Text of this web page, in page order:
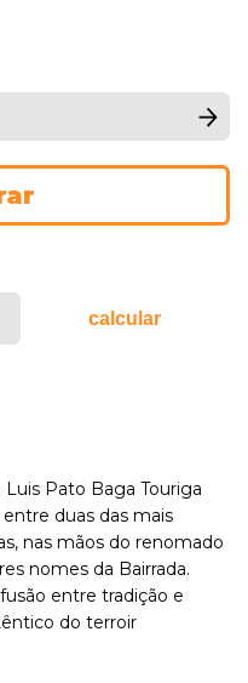
calcular
Pato Baga Touriga
duas das mais
nas mãos do renomado
nomes da Bairrada.
entre tradição e
do terroir